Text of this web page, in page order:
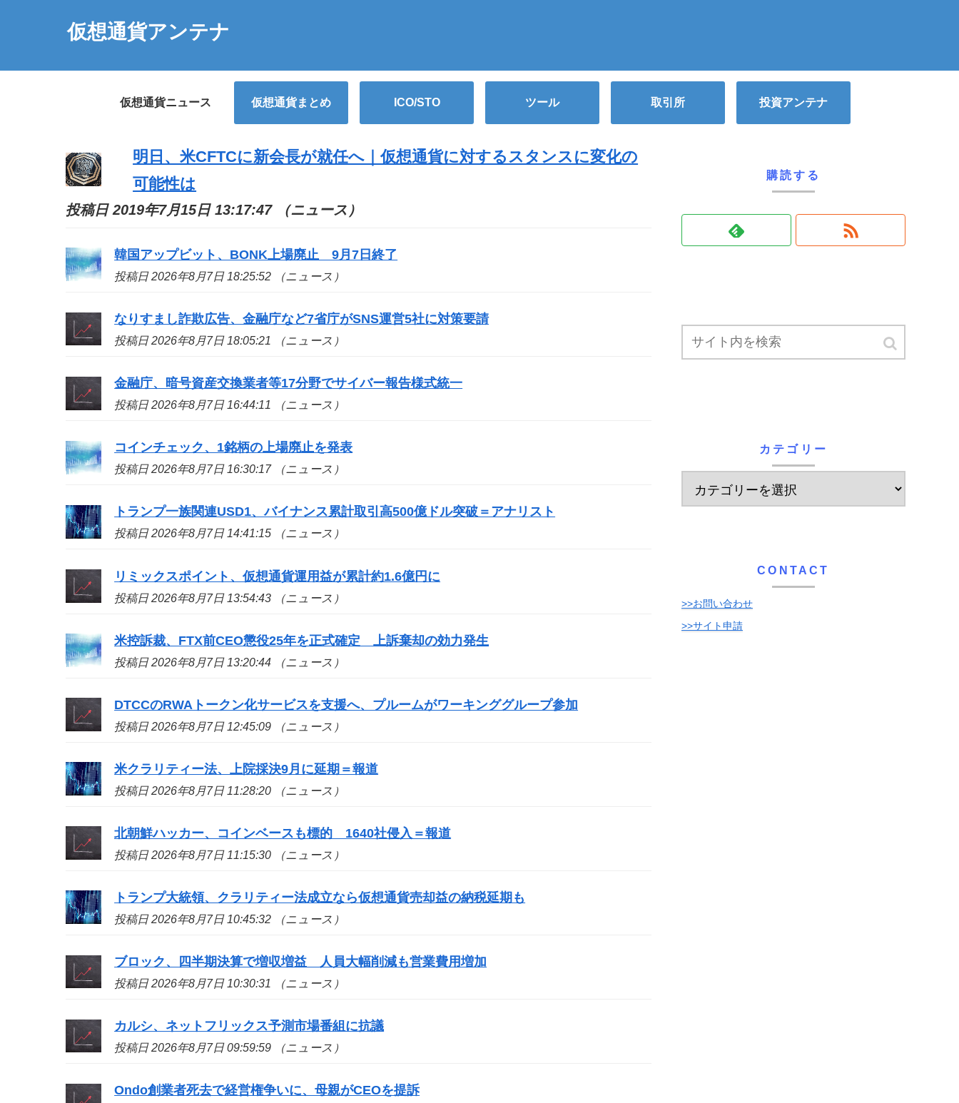
仮想通貨アンテナ
仮想通貨ニュース 仮想通貨まとめ ICO/STO ツール 取引所 投資アンテナ
明日、米CFTCに新会長が就任へ｜仮想通貨に対するスタンスに変化の
可能性は
投稿日 2019年7月15日 13:17:47 （ニュース）
韓国アップビット、BONK上場廃止 9月7日終了
投稿日 2026年8月7日 18:25:52 （ニュース）
なりすまし詐欺広告、金融庁など7省庁がSNS運営5社に対策要請
投稿日 2026年8月7日 18:05:21 （ニュース）
金融庁、暗号資産交換業者等17分野でサイバー報告様式統一
投稿日 2026年8月7日 16:44:11 （ニュース）
コインチェック、1銘柄の上場廃止を発表
投稿日 2026年8月7日 16:30:17 （ニュース）
トランプ一族関連USD1、バイナンス累計取引高500億ドル突破＝アナリスト
投稿日 2026年8月7日 14:41:15 （ニュース）
リミックスポイント、仮想通貨運用益が累計約1.6億円に
投稿日 2026年8月7日 13:54:43 （ニュース）
米控訴裁、FTX前CEO懲役25年を正式確定 上訴棄却の効力発生
投稿日 2026年8月7日 13:20:44 （ニュース）
DTCCのRWAトークン化サービスを支援へ、プルームがワーキンググループ参加
投稿日 2026年8月7日 12:45:09 （ニュース）
米クラリティー法、上院採決9月に延期＝報道
投稿日 2026年8月7日 11:28:20 （ニュース）
北朝鮮ハッカー、コインベースも標的 1640社侵入＝報道
投稿日 2026年8月7日 11:15:30 （ニュース）
トランプ大統領、クラリティー法成立なら仮想通貨売却益の納税延期も
投稿日 2026年8月7日 10:45:32 （ニュース）
ブロック、四半期決算で増収増益 人員大幅削減も営業費用増加
投稿日 2026年8月7日 10:30:31 （ニュース）
カルシ、ネットフリックス予測市場番組に抗議
投稿日 2026年8月7日 09:59:59 （ニュース）
Ondo創業者死去で経営権争いに、母親がCEOを提訴
購読する
カテゴリー
CONTACT
>>お問い合わせ
>>サイト申請